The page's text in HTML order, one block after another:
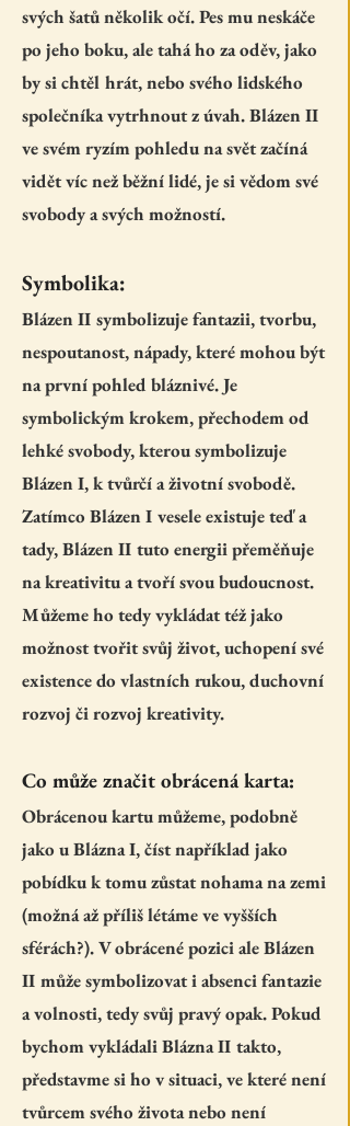
svých šatů několik očí. Pes mu neskáče
po jeho boku, ale tahá ho za oděv, jako
by si chtěl hrát, nebo svého lidského
společníka vytrhnout z úvah. Blázen II
ve svém ryzím pohledu na svět začíná
vidět víc než běžní lidé, je si vědom své
svobody a svých možností.
Symbolika:
Blázen II symbolizuje fantazii, tvorbu,
nespoutanost, nápady, které mohou být
na první pohled bláznivé. Je
symbolickým krokem, přechodem od
lehké svobody, kterou symbolizuje
Blázen I, k tvůrčí a životní svobodě.
Zatímco Blázen I vesele existuje teď a
tady, Blázen II tuto energii přeměňuje
na kreativitu a tvoří svou budoucnost.
Můžeme ho tedy vykládat též jako
možnost tvořit svůj život, uchopení své
existence do vlastních rukou, duchovní
rozvoj či rozvoj kreativity.
Co může značit obrácená karta:
Obrácenou kartu můžeme, podobně
jako u Blázna I, číst například jako
pobídku k tomu zůstat nohama na zemi
(možná až příliš létáme ve vyšších
sférách?). V obrácené pozici ale Blázen
II může symbolizovat i absenci fantazie
a volnosti, tedy svůj pravý opak. Pokud
bychom vykládali Blázna II takto,
představme si ho v situaci, ve které není
tvůrcem svého života nebo není